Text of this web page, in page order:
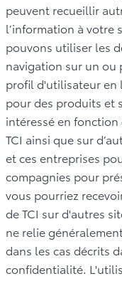
peuvent recueillir
l’information à votre
pouvons utiliser les
navigation sur un ou
profil d'utilisateur en
pour des produits et
intéressé en fonction
TCI ainsi que sur
et ces entreprises
compagnies pour
vous pourriez
de TCI sur d'autres
ne relie
dans les cas décrits
confidentialité.